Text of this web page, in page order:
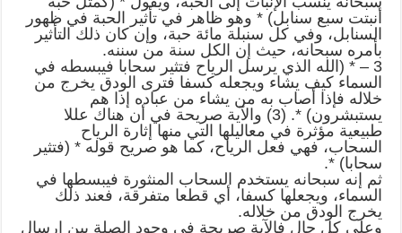
أنبتت سبع سنابل) * وهو ظاهر في تأثير الحبة في ظهور
السنابل، وفي كل سنبلة مائة حبة، وإن كان ذلك التأثير
بأمره سبحانه، حيث إن الكل سنة من سننه.
3 – * (الله الذي يرسل الرياح فتثير سحابا فيبسطه في
السماء كيف يشاء ويجعله كسفا فترى الودق يخرج من
خلاله فإذا أصاب به من يشاء من عباده إذا هم
يستبشرون) *. (3) والآية صريحة في أن هناك عللا
طبيعية مؤثرة في معاليلها التي منها إثارة الرياح
السحاب، فهي فعل الرياح، كما هو صريح قوله * (فتثير
سحابا) *.
ثم إنه سبحانه يستخدم السحاب المنثورة فيبسطها في
السماء، ويجعلها كسفا، أي قطعا متفرقة، فعند ذلك
يخرج الودق من خلاله.
وعلى كل حال فالآية صريحة في وجود الصلة بين إرسال